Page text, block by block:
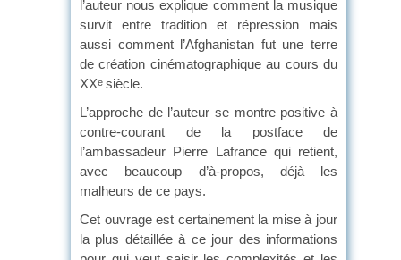
l’auteur nous explique comment la musique
survit entre tradition et répression mais
aussi comment l’Afghanistan fut une terre
de création cinématographique au cours du
XXe siècle.
L’approche de l’auteur se montre positive à
contre-courant de la postface de
l’ambassadeur Pierre Lafrance qui retient,
avec beaucoup d’à-propos, déjà les
malheurs de ce pays.
Cet ouvrage est certainement la mise à jour
la plus détaillée à ce jour des informations